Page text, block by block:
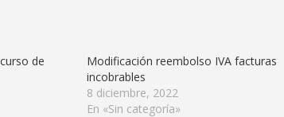
de
Modificación reembolso IVA facturas
incobrables
8 diciembre, 2022
En «Sin categoría»